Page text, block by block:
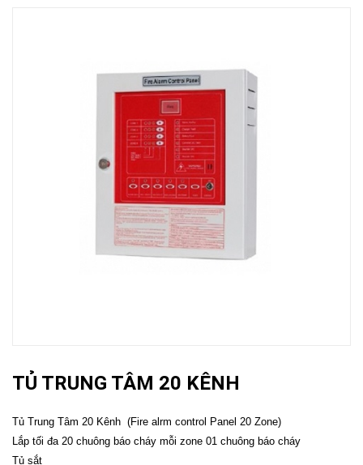
TỦ TRUNG TÂM 20 KÊNH
Tủ Trung Tâm 20 Kênh (Fire alrm control Panel 20 Zone)
Lắp tối đa 20 chuông báo cháy mỗi zone 01 chuông báo cháy
Tủ sắt